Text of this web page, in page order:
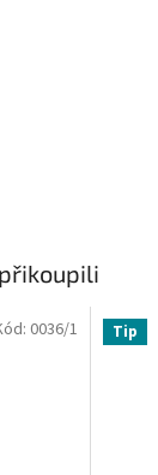
0036/1 Tip